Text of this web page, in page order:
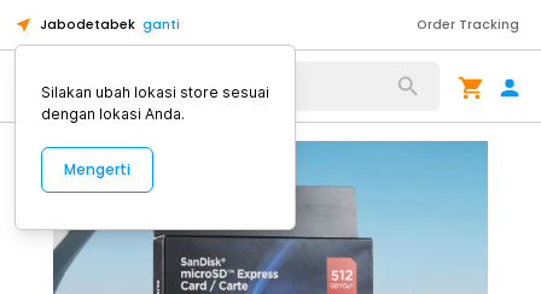
Jabodetabek ganti Order Tracking
Alat Kopi
Silakan ubah lokasi store sesuai
dengan lokasi Anda.
Mengerti